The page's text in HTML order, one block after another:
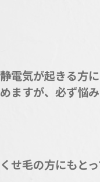
静電気が起きる方
めますが、必ず悩
くせ毛の方にもと